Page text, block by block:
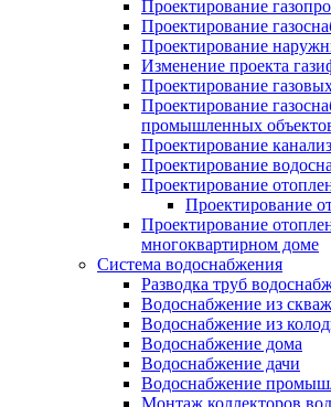
Проектирование
Проектирование
Проектирование
Изменение проекта
Проектирование
Проектирование
промышленных
Проектирование
Проектирование
Проектирование
Проектирование
Проектирование
многоквартирном доме
Система водоснабжения
Разводка труб
Водоснабжение из
Водоснабжение из
Водоснабжение дома
Водоснабжение дачи
Водоснабжение
Монтаж коллекторов